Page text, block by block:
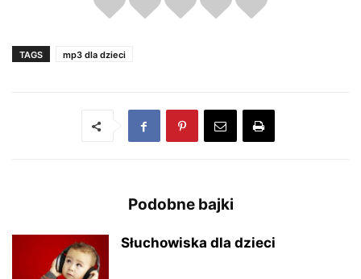
TAGS mp3 dla dzieci
Podobne bajki
Słuchowiska dla dzieci